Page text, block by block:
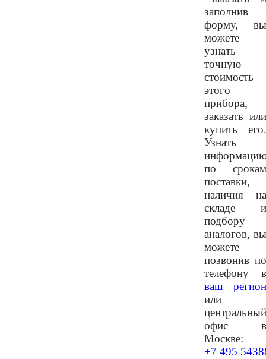
заполнив
форму, вы
можете
узнать
точную
стоимость
этого
прибора,
заказать или
купить его.
Узнать
по срокам
поставки,
наличия на
складе и
подбору
аналогов, вы
можете
позвонив по
телефону в
ваш регион
или
центральный
офис в
Москве:
+7 495